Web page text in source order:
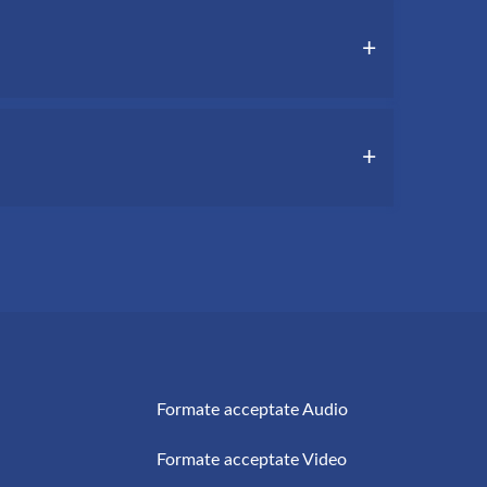
mail în câteva minute.
Formate acceptate Audio
Formate acceptate Video